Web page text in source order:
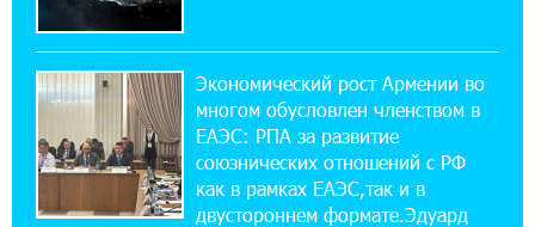
при поддержке IDBank
18:38:18 28-07-2026
Пашинян ты упустил свой шанс уйти
спокойно. Аршак Карапетян
12:04:53 28-07-2026
Экономический рост Армении во
многом обусловлен членством в
ЕАЭС: РПА за развитие
союзнических отношений с РФ
как в рамках ЕАЭС,так и в
двустороннем формате.Эдуард